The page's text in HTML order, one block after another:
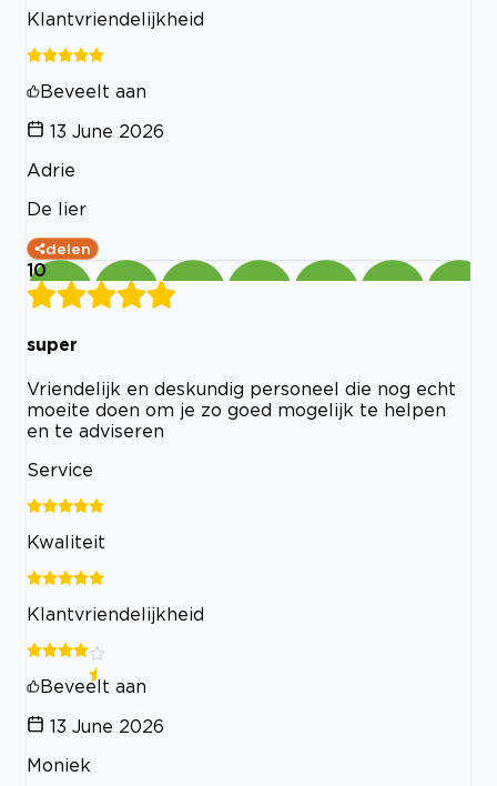
Klantvriendelijkheid
Beveelt aan
13 June 2026
Adrie
De lier
delen
10
super
Vriendelijk en deskundig personeel die nog echt
moeite doen om je zo goed mogelijk te helpen
en te adviseren
Service
Kwaliteit
Klantvriendelijkheid
Beveelt aan
13 June 2026
Moniek